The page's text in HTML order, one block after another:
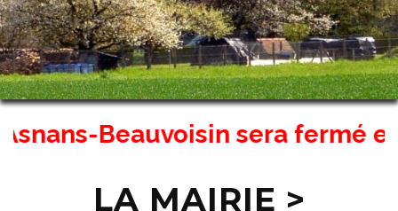
Beauvoisin sera fermé
LA MAIRIE >